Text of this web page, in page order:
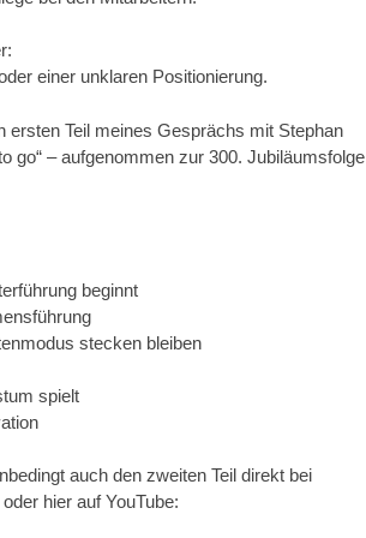
einer unklaren Positionierung.
ersten Teil meines Gesprächs mit Stephan
go“ – aufgenommen zur 300. Jubiläumsfolge
beginnt
stecken bleiben
spielt
auch den zweiten Teil direkt bei
hier auf YouTube: